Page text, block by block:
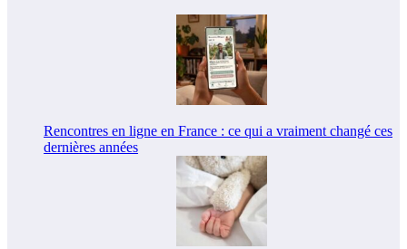
Rencontres en ligne en France : ce qui a vraiment changé ces
dernières années